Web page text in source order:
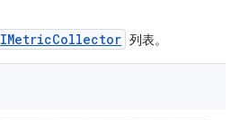
IMetricCollector 列表。